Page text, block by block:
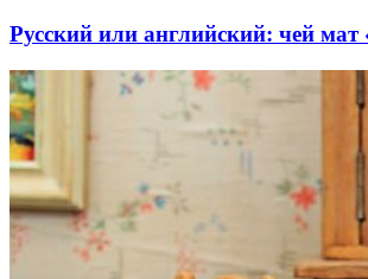
Русский или английский: чей мат